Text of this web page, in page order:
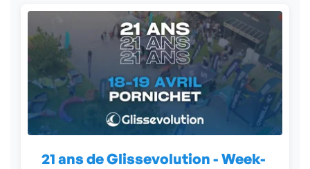
21 ans de Glissevolution - Week-